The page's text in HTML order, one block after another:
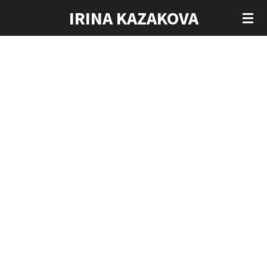
IRINA KAZAKOVA